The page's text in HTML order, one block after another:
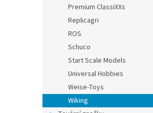
Premium ClassiXXs
Replicagri
ROS
Schuco
Start Scale Models
Universal Hobbies
Weise-Toys
Wiking